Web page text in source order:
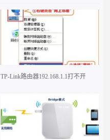
TP-Link路由器192.168.1.1打不开